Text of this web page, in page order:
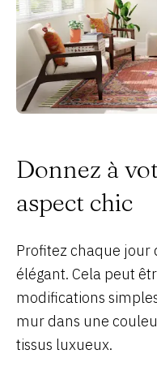
Donnez à
aspect chic
Profitez chaque jour
élégant. Cela peut
modifications
mur dans une
tissus luxueux.